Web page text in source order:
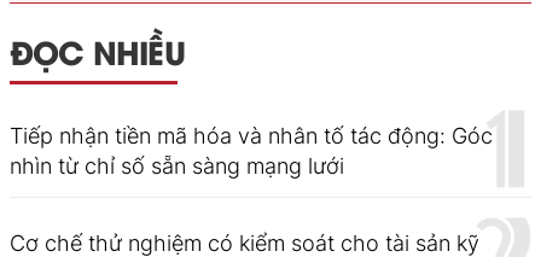
ĐỌC NHIỀU
Tiếp nhận tiền mã hóa và nhân tố tác động: Góc
nhìn từ chỉ số sẵn sàng mạng lưới
Cơ chế thử nghiệm có kiểm soát cho tài sản kỹ